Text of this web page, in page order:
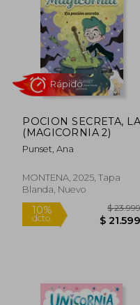
$
POCION SECRETA, LA
(MAGICORNIA 2)
Punset, Ana
MONTENA, 2025, Tapa
Blanda, Nuevo